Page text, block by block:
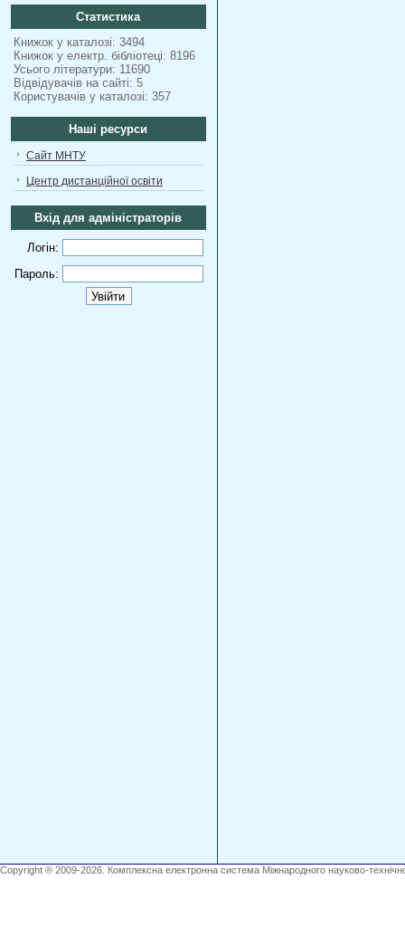
Статистика
Книжок у каталозі: 3494
Книжок у електр. бібліотеці: 8196
Усього літератури: 11690
Відвідувачів на сайті: 5
Користувачів у каталозі: 357
Наші ресурси
Сайт МНТУ
Центр дистанційної освіти
Вхід для адміністраторів
Логін:
Пароль:
Copyright ® 2009-2026. Комплексна електронна система Міжнародного науково-